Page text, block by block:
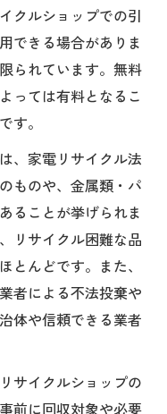
クルショップでの引
できる場合がありま
られています。無料
っては有料となるこ
す。
、家電リサイクル法
ものや、金属類・パ
ることが挙げられま
リサイクル困難な品
とんどです。また、
者による不法投棄や
体や信頼できる業者
サイクルショップの
前に回収対象や必要